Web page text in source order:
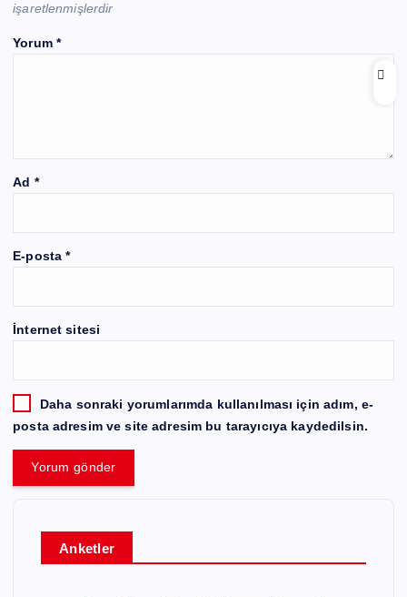
işaretlenmişlerdir
Yorum *
Ad *
E-posta*
İnternet sitesi
Daha sonraki yorumlarımda kullanılması için adım, e-
posta adresim ve site adresim bu tarayıcıya kaydedilsin.
Anketler